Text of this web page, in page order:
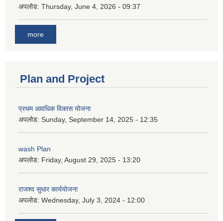
अपलोड: Thursday, June 4, 2026 - 09:37
more
Plan and Project
प्रथम आवधिक विकास योजना
अपलोड: Sunday, September 14, 2025 - 12:35
wash Plan
अपलोड: Friday, August 29, 2025 - 13:20
राजश्व सुधार कार्ययोजना
अपलोड: Wednesday, July 3, 2024 - 12:00